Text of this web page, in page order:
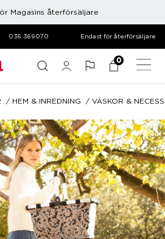
Magasins återförsäljare
036 369070 Endast för återförsäljare
0
HEM & INREDNING VÄSKOR &